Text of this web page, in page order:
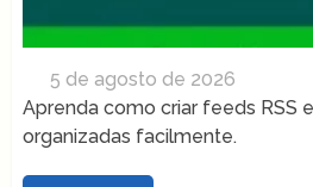
5 de agosto de 2026
Aprenda como criar feeds RSS
organizadas facilmente.